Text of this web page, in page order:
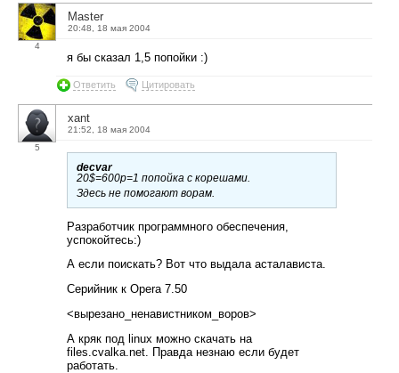
4
Master
20:48, 18 мая 2004
я бы сказал 1,5 попойки :)
Ответить Цитировать
5
xant
21:52, 18 мая 2004
decvar
20$=600p=1 попойка с корешами.
Здесь не помогают ворам.
Разработчик программного обеспечения,
успокойтесь:)
А если поискать? Вот что выдала асталависта.
Серийник к Opera 7.50
<вырезано_ненавистником_воров>
А кряк под linux можно скачать на
files.cvalka.net. Правда незнаю если будет
работать.